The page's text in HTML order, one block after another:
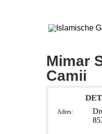
Mimar
Camii
Adres: